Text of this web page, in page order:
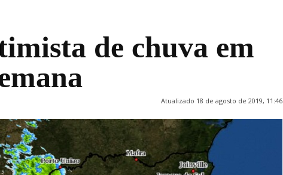
de chuva em
Atualizado 18 de agosto de 2019, 11:46